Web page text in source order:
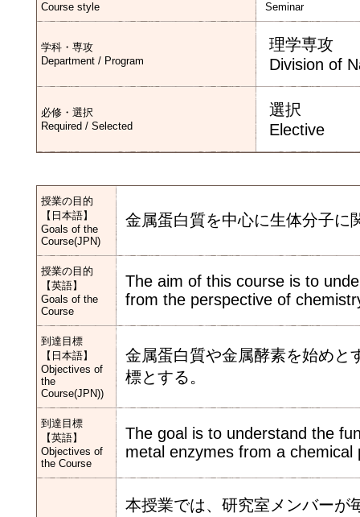
Course style
Seminar
学科・専攻
Department / Program
理学専攻
Division of
必修・選択
Required / Selected
選択
Elective
授業の目的
【日本語】
Goals of the
Course(JPN)
金属蛋白質を中心に生体分子に
授業の目的
【英語】
Goals of the
Course
The aim of this course is to
from the perspective of
到達目標
【日本語】
Objectives of
the
Course(JPN))
金属蛋白質や金属酵素を始めと
標とする。
到達目標
【英語】
Objectives of
the Course
The goal is to understand the
metal enzymes from a chemical
本授業では、研究室メンバーが